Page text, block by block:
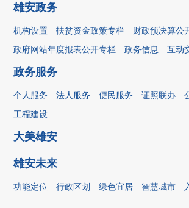
雄安政务
机构设置 扶贫资金政策专栏
财政预决算公
政府网站年度报表公开专栏
政务信息 互动
政务服务
个人服务 法人服务 便民服务 证照联办
工程建设
大美雄安
雄安未来
功能定位 行政区划 绿色宜居 智慧城市